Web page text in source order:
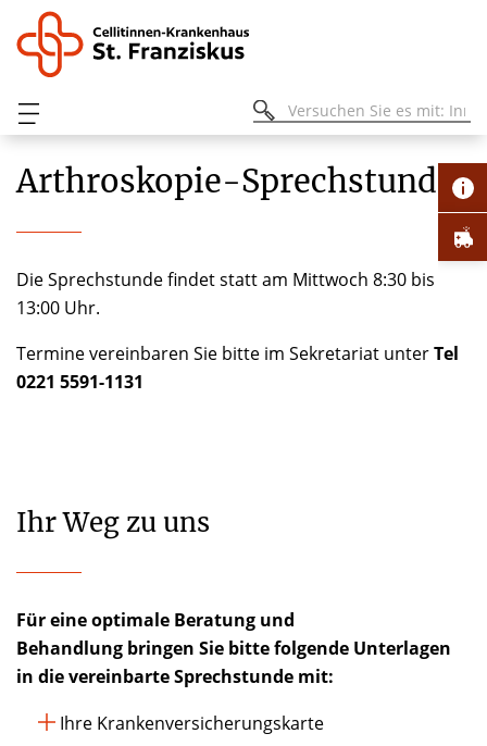
Arthroskopie-Sprechstunde
Die Sprechstunde findet statt am Mittwoch 8:30 bis
13:00 Uhr.
Termine vereinbaren Sie bitte im Sekretariat unterTel
0221 5591-1131
Ihr Weg zu uns
Für eine optimale Beratung und
Behandlung bringen Sie bitte folgende Unterlagen
in die vereinbarte Sprechstunde mit:
Ihre Krankenversicherungskarte